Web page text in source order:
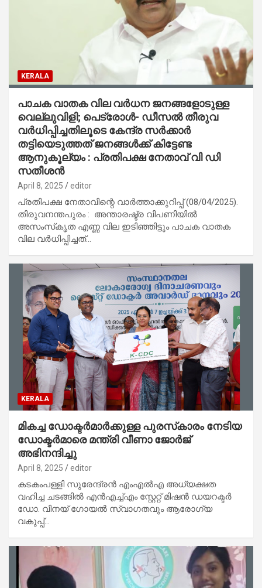
KERALA
പാചക വാതക വില വര്‍ധന ജനങ്ങളോടുള്ള
വെല്ലുവിളി; പെട്രോള്‍- ഡീസല്‍ തീരുവ
വര്‍ധിപ്പിച്ചതിലൂടെ കേന്ദ്ര സര്‍ക്കാര്‍
തട്ടിയെടുത്തത് ജനങ്ങള്‍ക്ക് കിട്ടേണ്ട
ആനുകൂല്യം : പ്രതിപക്ഷ നേതാവ് വി ഡി
സതീശന്‍
April 8, 2025 editor
പ്രതിപക്ഷ നേതാവിന്റെ വാര്‍ത്താക്കുറിപ്പ് (08/04/2025).
തിരുവനന്തപുരം : അന്താരഷ്ട്ര വിപണിയില്‍
അസംസ്‌കൃത എണ്ണ വില ഇടിഞ്ഞിട്ടും പാചക വാതക
വില വര്‍ധിപ്പിച്ചത്…
KERALA
മികച്ച ഡോക്ടര്‍മാര്‍ക്കുള്ള പുരസ്‌കാരം നേടിയ
ഡോക്ടര്‍മാരെ മന്ത്രി വീണാ ജോര്‍ജ്
അഭിനന്ദിച്ചു
April 8, 2025 editor
കടകംപള്ളി സുരേന്ദ്രന്‍ എംഎല്‍എ അധ്യക്ഷത
വഹിച്ച ചടങ്ങില്‍ എന്‍എച്ച്എം സ്റ്റേറ്റ് മിഷന്‍ ഡയറക്ടര്‍
ഡോ. വിനയ് ഗോയല്‍ സ്വാഗതവും ആരോഗ്യ
വകുപ്പ്…